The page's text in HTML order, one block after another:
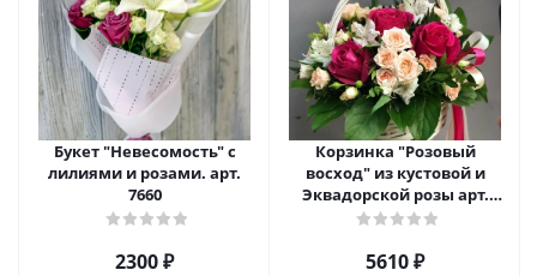
Букет "Невесомость" с
лилиями и розами. арт.
7660
2300 ₽
Корзинка "Розовый
восход" из кустовой и
Эквадорской розы арт.
5520
5610 ₽